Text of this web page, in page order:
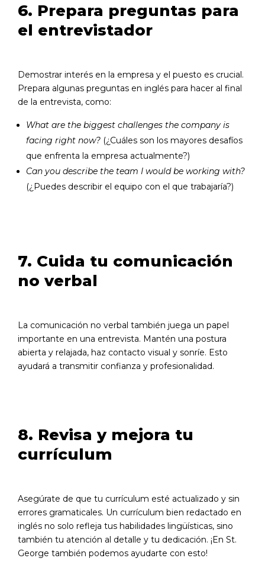
6. Prepara preguntas para
el entrevistador
Demostrar interés en la empresa y el puesto es crucial.
Prepara algunas preguntas en inglés para hacer al final
de la entrevista, como:
What are the biggest challenges the company is
facing right now? (¿Cuáles son los mayores desafíos
que enfrenta la empresa actualmente?)
Can you describe the team I would be working with?
(¿Puedes describir el equipo con el que trabajaría?)
7. Cuida tu comunicación
no verbal
La comunicación no verbal también juega un papel
importante en una entrevista. Mantén una postura
abierta y relajada, haz contacto visual y sonríe. Esto
ayudará a transmitir confianza y profesionalidad.
8. Revisa y mejora tu
currículum
Asegúrate de que tu currículum esté actualizado y sin
errores gramaticales. Un currículum bien redactado en
inglés no solo refleja tus habilidades lingüísticas, sino
también tu atención al detalle y tu dedicación. ¡En St.
George también podemos ayudarte con esto!